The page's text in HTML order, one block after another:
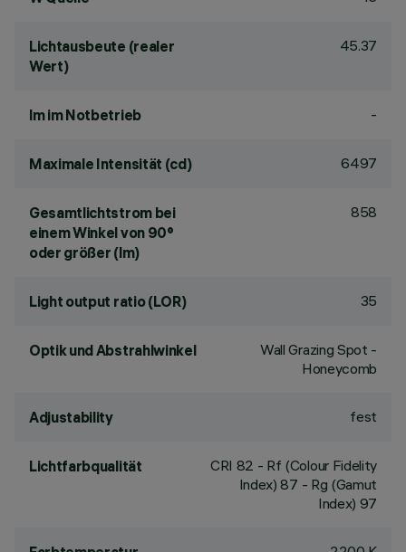
Lichtausbeute (realer
Wert)
45.37
lm im Notbetrieb -
Maximale Intensität (cd) 6497
Gesamtlichtstrom bei
einem Winkel von 90°
oder größer (lm)
858
Light output ratio (LOR) 35
Optik und Abstrahlwinkel
Wall Grazing Spot -
Honeycomb
Adjustability fest
Lichtfarbqualität CRI 82 - Rf (Colour Fidelity
Index) 87 - Rg (Gamut
Index) 97